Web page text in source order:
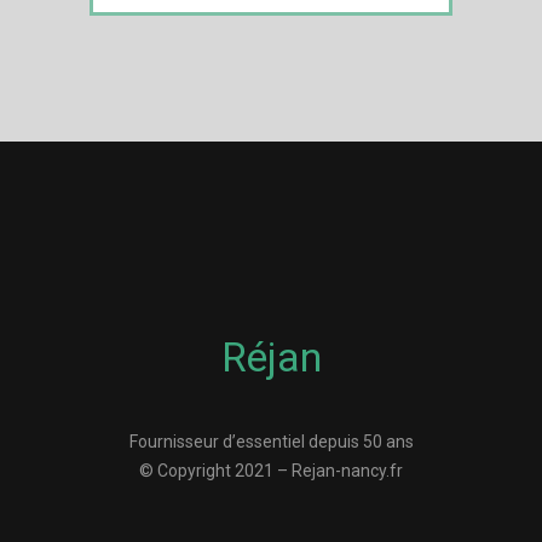
Réjan
Fournisseur d’essentiel depuis 50 ans
© Copyright 2021 – Rejan-nancy.fr